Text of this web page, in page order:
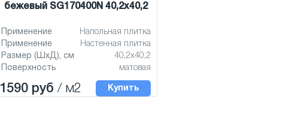
бежевый SG170400N 40,2x40,2
Применение
Напольная плитка
Применение
Настенная плитка
Размер (ШхД), см
40,2x40,2
Поверхность
матовая
1590 руб / м2 Купить